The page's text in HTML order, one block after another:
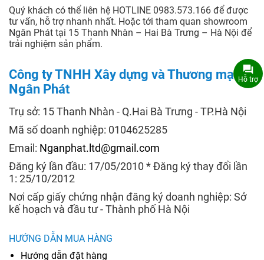
Quý khách có thể liên hệ HOTLINE 0983.573.166 để được
tư vấn, hỗ trợ nhanh nhất. Hoặc tới tham quan showroom
Ngân Phát tại 15 Thanh Nhàn – Hai Bà Trưng – Hà Nội để
trải nghiệm sản phẩm.
Công ty TNHH Xây dựng và Thương mại
Ngân Phát
Trụ sở: 15 Thanh Nhàn - Q.Hai Bà Trưng - TP.Hà Nội
Mã số doanh nghiệp: 0104625285
Email: Nganphat.ltd@gmail.com
Đăng ký lần đầu: 17/05/2010 * Đăng ký thay đổi lần
1: 25/10/2012
Nơi cấp giấy chứng nhận đăng ký doanh nghiệp: Sở
kế hoạch và đầu tư - Thành phố Hà Nội
HƯỚNG DẪN MUA HÀNG
Hướng dẫn đặt hàng
Hỗ trợ